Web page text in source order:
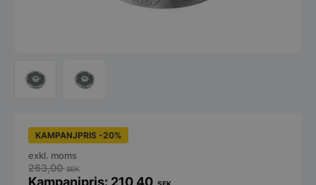
KAMPANJPRIS -20%
263,00SEK
210,40
exkl. moms